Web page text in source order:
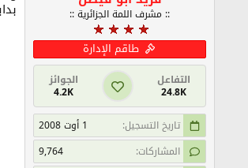
:: مشرف اللمة الجزائرية ::
طاقم الإدارة
التفاعل
24.8K
الجوائز
4.2K
تاريخ التسجيل
1 أوت 2008
المشاركات
9,764